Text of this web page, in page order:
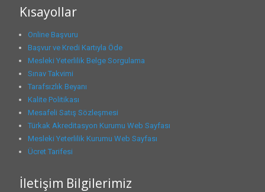
Kısayollar
Online Başvuru
Başvur ve Kredi Kartıyla Öde
Mesleki Yeterlilik Belge Sorgulama
Sınav Takvimi
Tarafsızlık Beyanı
Kalite Politikası
Mesafeli Satış Sözleşmesi
Türkak Akreditasyon Kurumu Web Sayfası
Mesleki Yeterlilik Kurumu Web Sayfası
Ücret Tarifesi
İletişim Bilgilerimiz